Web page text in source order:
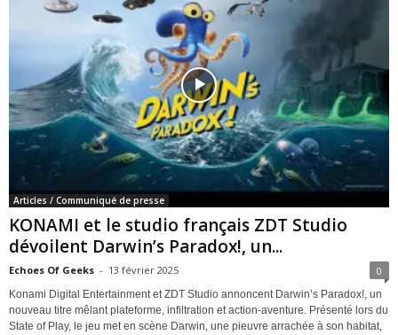
Articles / Communiqué de presse
KONAMI et le studio français ZDT Studio
dévoilent Darwin’s Paradox!, un...
Echoes Of Geeks - 13 février 2025 0
Konami Digital Entertainment et ZDT Studio annoncent Darwin’s Paradox!, un
nouveau titre mêlant plateforme, infiltration et action-aventure. Présenté lors du
State of Play, le jeu met en scène Darwin, une pieuvre arrachée à son habitat,